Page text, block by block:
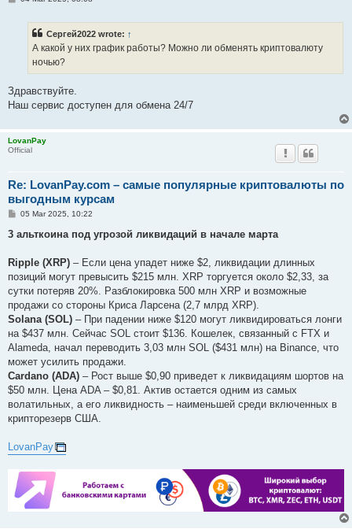
Сергей2022 wrote: ↑
А какой у них график работы? Можно ли обменять криптовалюту
ночью?
Здравствуйте.
Наш сервис доступен для обмена 24/7
LovanPay
Official
Re: LovanPay.com – самые популярные криптовалюты по
выгодным курсам
P
s
05 Mar 2025, 10:22
3 альткоина под угрозой ликвидаций в начале марта
Ripple (XRP) – Если цена упадет ниже $2, ликвидации длинных
позиций могут превысить $215 млн. XRP торгуется около $2,33, за
сутки потеряв 20%. Разблокировка 500 млн XRP и возможные
продажи со стороны Криса Ларсена (2,7 млрд XRP).
Solana (SOL) – При падении ниже $120 могут ликвидироваться лонги
на $437 млн. Сейчас SOL стоит $136. Кошелек, связанный с FTX и
Alameda, начал переводить 3,03 млн SOL ($431 млн) на Binance, что
может усилить продажи.
Cardano (ADA) – Рост выше $0,90 приведет к ликвидациям шортов на
$50 млн. Цена ADA – $0,81. Актив остается одним из самых
волатильных, а его ликвидность – наименьшей среди включенных в
крипторезерв США.
LovanPay